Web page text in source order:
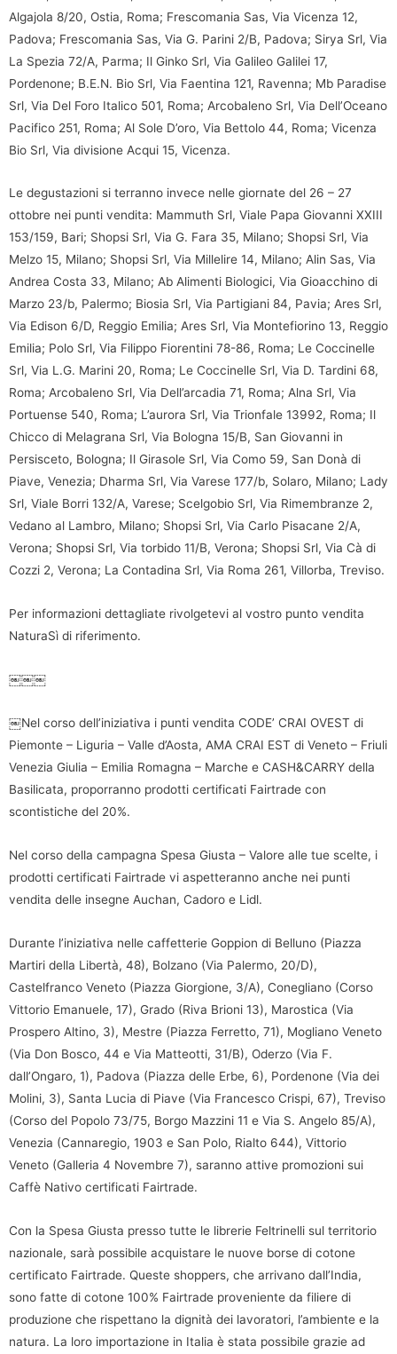
Algajola 8/20, Ostia, Roma; Frescomania Sas, Via Vicenza 12,
Padova; Frescomania Sas, Via G. Parini 2/B, Padova; Sirya Srl, Via
La Spezia 72/A, Parma; Il Ginko Srl, Via Galileo Galilei 17,
Pordenone; B.E.N. Bio Srl, Via Faentina 121, Ravenna; Mb Paradise
Srl, Via Del Foro Italico 501, Roma; Arcobaleno Srl, Via Dell’Oceano
Pacifico 251, Roma; Al Sole D’oro, Via Bettolo 44, Roma; Vicenza
Bio Srl, Via divisione Acqui 15, Vicenza.
Le degustazioni si terranno invece nelle giornate del 26 – 27
ottobre nei punti vendita: Mammuth Srl, Viale Papa Giovanni XXIII
153/159, Bari; Shopsi Srl, Via G. Fara 35, Milano; Shopsi Srl, Via
Melzo 15, Milano; Shopsi Srl, Via Millelire 14, Milano; Alin Sas, Via
Andrea Costa 33, Milano; Ab Alimenti Biologici, Via Gioacchino di
Marzo 23/b, Palermo; Biosia Srl, Via Partigiani 84, Pavia; Ares Srl,
Via Edison 6/D, Reggio Emilia; Ares Srl, Via Montefiorino 13, Reggio
Emilia; Polo Srl, Via Filippo Fiorentini 78-86, Roma; Le Coccinelle
Srl, Via L.G. Marini 20, Roma; Le Coccinelle Srl, Via D. Tardini 68,
Roma; Arcobaleno Srl, Via Dell’arcadia 71, Roma; Alna Srl, Via
Portuense 540, Roma; L’aurora Srl, Via Trionfale 13992, Roma; Il
Chicco di Melagrana Srl, Via Bologna 15/B, San Giovanni in
Persisceto, Bologna; Il Girasole Srl, Via Como 59, San Donà di
Piave, Venezia; Dharma Srl, Via Varese 177/b, Solaro, Milano; Lady
Srl, Viale Borri 132/A, Varese; Scelgobio Srl, Via Rimembranze 2,
Vedano al Lambro, Milano; Shopsi Srl, Via Carlo Pisacane 2/A,
Verona; Shopsi Srl, Via torbido 11/B, Verona; Shopsi Srl, Via Cà di
Cozzi 2, Verona; La Contadina Srl, Via Roma 261, Villorba, Treviso.
Per informazioni dettagliate rivolgetevi al vostro punto vendita
NaturaSì di riferimento.
￼￼￼
￼Nel corso dell’iniziativa i punti vendita CODE’ CRAI OVEST di
Piemonte – Liguria – Valle d’Aosta, AMA CRAI EST di Veneto – Friuli
Venezia Giulia – Emilia Romagna – Marche e CASH&CARRY della
Basilicata, proporranno prodotti certificati Fairtrade con
scontistiche del 20%.
Nel corso della campagna Spesa Giusta – Valore alle tue scelte, i
prodotti certificati Fairtrade vi aspetteranno anche nei punti
vendita delle insegne Auchan, Cadoro e Lidl.
Durante l’iniziativa nelle caffetterie Goppion di Belluno (Piazza
Martiri della Libertà, 48), Bolzano (Via Palermo, 20/D),
Castelfranco Veneto (Piazza Giorgione, 3/A), Conegliano (Corso
Vittorio Emanuele, 17), Grado (Riva Brioni 13), Marostica (Via
Prospero Altino, 3), Mestre (Piazza Ferretto, 71), Mogliano Veneto
(Via Don Bosco, 44 e Via Matteotti, 31/B), Oderzo (Via F.
dall’Ongaro, 1), Padova (Piazza delle Erbe, 6), Pordenone (Via dei
Molini, 3), Santa Lucia di Piave (Via Francesco Crispi, 67), Treviso
(Corso del Popolo 73/75, Borgo Mazzini 11 e Via S. Angelo 85/A),
Venezia (Cannaregio, 1903 e San Polo, Rialto 644), Vittorio
Veneto (Galleria 4 Novembre 7), saranno attive promozioni sui
Caffè Nativo certificati Fairtrade.
Con la Spesa Giusta presso tutte le librerie Feltrinelli sul territorio
nazionale, sarà possibile acquistare le nuove borse di cotone
certificato Fairtrade. Queste shoppers, che arrivano dall’India,
sono fatte di cotone 100% Fairtrade proveniente da filiere di
produzione che rispettano la dignità dei lavoratori, l’ambiente e la
natura. La loro importazione in Italia è stata possibile grazie ad